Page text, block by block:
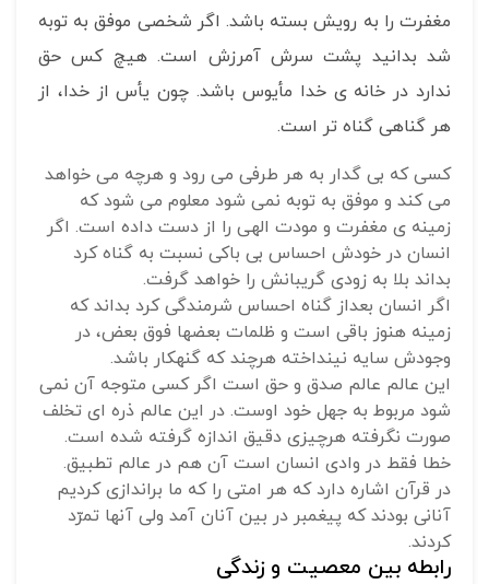
مغفرت را به رویش بسته باشد. اگر شخصی موفق به توبه
شد بدانید پشت سرش آمرزش است. هیچ کس حق
ندارد در خانه ی خدا مأیوس باشد. چون یأس از خدا، از
هر گناهی گناه تر است.
کسی که بی گدار به هر طرفی می رود و هرچه می خواهد
می کند و موفق به توبه نمی شود معلوم می شود که
زمینه ی مغفرت و مودت الهی را از دست داده است. اگر
انسان در خودش احساس بی باکی نسبت به گناه کرد
بداند بلا به زودی گریبانش را خواهد گرفت.
اگر انسان بعداز گناه احساس شرمندگی کرد بداند که
زمینه هنوز باقی است و ظلمات بعضها فوق بعض، در
وجودش سایه نینداخته هرچند که گنهکار باشد.
این عالم عالم صدق و حق است اگر کسی متوجه آن نمی
شود مربوط به جهل خود اوست. در این عالم ذره ای تخلف
صورت نگرفته هرچیزی دقیق اندازه گرفته شده است.
خطا فقط در وادی انسان است آن هم در عالم تطبیق.
در قرآن اشاره دارد که هر امتی را که ما براندازی کردیم
آنانی بودند که پیغمبر در بین آنان آمد ولی آنها تمرّد
کردند.
رابطه بین معصیت و زندگی